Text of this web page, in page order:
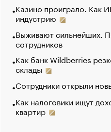
Казино проиграло. Как
индустрию
Выживают сильнейших.
сотрудников
Как банк Wildberries
склады
Сотрудники открыли
Как налоговики ищут
квартир